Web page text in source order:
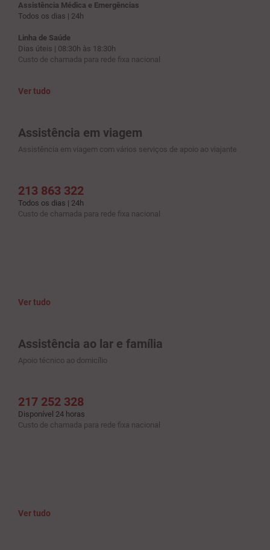
Assistência Médica e Emergências
Todos os dias | 24h
Linha de Saúde
Dias úteis | 08:30h às 18:30h
Custo de chamada para rede fixa nacional
Ver tudo
Assistência em viagem
Assistência em viagem com vários serviços de apoio ao viajante
213 863 322
Todos os dias | 24h
Custo de chamada para rede fixa nacional
Ver tudo
Assistência ao lar e família
Apoio técnico ao domicílio
217 252 328
Disponível 24 horas
Custo de chamada para rede fixa nacional
Ver tudo